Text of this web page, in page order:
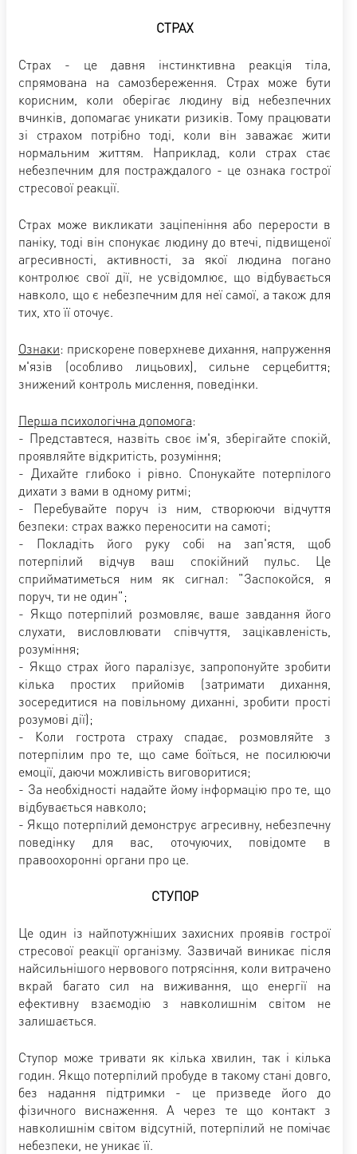
СТРАХ
Страх - це давня інстинктивна реакція тіла,
спрямована на самозбереження. Страх може бути
корисним, коли оберігає людину від небезпечних
вчинків, допомагає уникати ризиків. Тому працювати
зі страхом потрібно тоді, коли він заважає жити
нормальним життям. Наприклад, коли страх стає
небезпечним для постраждалого - це ознака гострої
стресової реакції.
Страх може викликати заціпеніння або перерости в
паніку, тоді він спонукає людину до втечі, підвищеної
агресивності, активності, за якої людина погано
контролює свої дії, не усвідомлює, що відбувається
навколо, що є небезпечним для неї самої, а також для
тих, хто її оточує.
Ознаки: прискорене поверхневе дихання, напруження
м'язів (особливо лицьових), сильне серцебиття;
знижений контроль мислення, поведінки.
Перша психологічна допомога:
- Представтеся, назвіть своє ім'я, зберігайте спокій,
проявляйте відкритість, розуміння;
- Дихайте глибоко і рівно. Спонукайте потерпілого
дихати з вами в одному ритмі;
- Перебувайте поруч із ним, створюючи відчуття
безпеки: страх важко переносити на самоті;
- Покладіть його руку собі на зап'ястя, щоб
потерпілий відчув ваш спокійний пульс. Це
сприйматиметься ним як сигнал: "Заспокойся, я
поруч, ти не один";
- Якщо потерпілий розмовляє, ваше завдання його
слухати, висловлювати співчуття, зацікавленість,
розуміння;
- Якщо страх його паралізує, запропонуйте зробити
кілька простих прийомів (затримати дихання,
зосередитися на повільному диханні, зробити прості
розумові дії);
- Коли гострота страху спадає, розмовляйте з
потерпілим про те, що саме боїться, не посилюючи
емоції, даючи можливість виговоритися;
- За необхідності надайте йому інформацію про те, що
відбувається навколо;
- Якщо потерпілий демонструє агресивну, небезпечну
поведінку для вас, оточуючих, повідомте в
правоохоронні органи про це.
СТУПОР
Це один із найпотужніших захисних проявів гострої
стресової реакції організму. Зазвичай виникає після
найсильнішого нервового потрясіння, коли витрачено
вкрай багато сил на виживання, що енергії на
ефективну взаємодію з навколишнім світом не
залишається.
Ступор може тривати як кілька хвилин, так і кілька
годин. Якщо потерпілий пробуде в такому стані довго,
без надання підтримки - це призведе його до
фізичного виснаження. А через те що контакт з
навколишнім світом відсутній, потерпілий не помічає
небезпеки, не уникає її.